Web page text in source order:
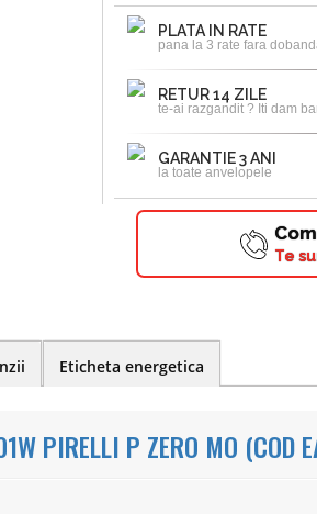
PLATA IN RATE
pana la 3 rate fara
RETUR 14 ZILE
te-ai razgandit ? Iti dam
GARANTIE 3 ANI
la toate anvelopele
Te
Eticheta energetica
PIRELLI P ZERO MO (COD